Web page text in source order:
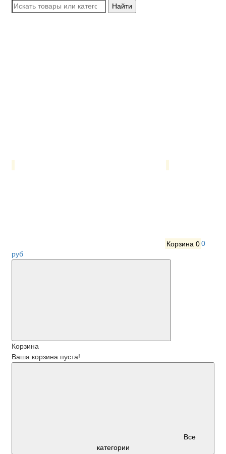
Найти
Корзина 00
руб
Корзина
Ваша корзина пуста!
Все
категории